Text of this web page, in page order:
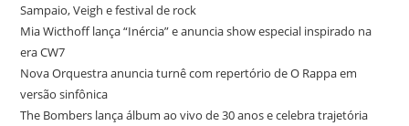
Sampaio, Veigh e festival de rock
Mia Wicthoff lança “Inércia” e anuncia show especial inspirado na
era CW7
Nova Orquestra anuncia turnê com repertório de O Rappa em
versão sinfônica
The Bombers lança álbum ao vivo de 30 anos e celebra trajetória